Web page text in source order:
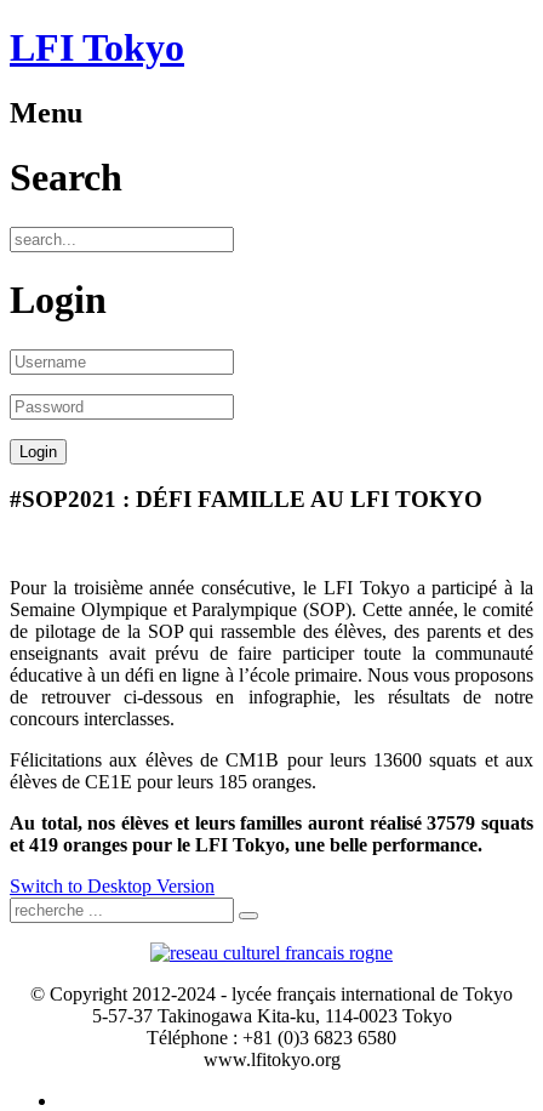
LFI Tokyo
Menu
Search
Login
#SOP2021 : DÉFI FAMILLE AU LFI TOKYO
Pour la troisième année consécutive, le LFI Tokyo a participé à la
Semaine Olympique et Paralympique (SOP). Cette année, le comité
de pilotage de la SOP qui rassemble des élèves, des parents et des
enseignants avait prévu de faire participer toute la communauté
éducative à un défi en ligne à l’école primaire. Nous vous proposons
de retrouver ci-dessous en infographie, les résultats de notre
concours interclasses.
Félicitations aux élèves de CM1B pour leurs 13600 squats et aux
élèves de CE1E pour leurs 185 oranges.
Au total, nos élèves et leurs familles auront réalisé 37579 squats
et 419 oranges pour le LFI Tokyo, une belle performance.
Switch to Desktop Version
© Copyright 2012-2024 - lycée français international de Tokyo
5-57-37 Takinogawa Kita-ku, 114-0023 Tokyo
Téléphone : +81 (0)3 6823 6580
www.lfitokyo.org